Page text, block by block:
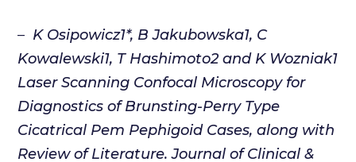
– K Osipowicz1*, B Jakubowska1, C
Kowalewski1, T Hashimoto2 and K Wozniak1
Laser Scanning Confocal Microscopy for
Diagnostics of Brunsting-Perry Type
Cicatrical Pem Pephigoid Cases, along with
Review of Literature. Journal of Clinical &